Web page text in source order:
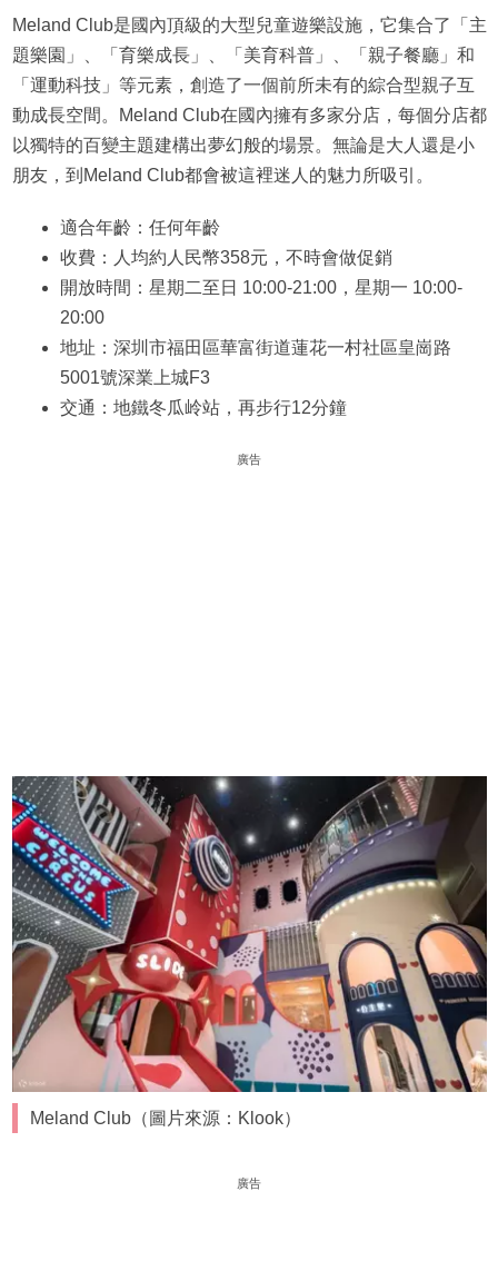
Meland Club是國內頂級的大型兒童遊樂設施，它集合了「主
題樂園」、「育樂成長」、「美育科普」、「親子餐廳」和
「運動科技」等元素，創造了一個前所未有的綜合型親子互
動成長空間。Meland Club在國內擁有多家分店，每個分店都
以獨特的百變主題建構出夢幻般的場景。無論是大人還是小
朋友，到Meland Club都會被這裡迷人的魅力所吸引。
適合年齡：任何年齡
收費：人均約人民幣358元，不時會做促銷
開放時間：星期二至日 10:00-21:00，星期一 10:00-
20:00
地址：深圳市福田區華富街道蓮花一村社區皇崗路
5001號深業上城F3
交通：地鐵冬瓜岭站，再步行12分鐘
廣告
Meland Club（圖片來源：Klook）
廣告